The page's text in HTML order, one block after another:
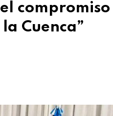
compromiso
Cuenca”